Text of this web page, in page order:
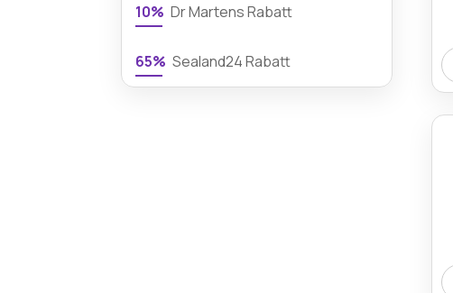
10% Dr Martens Rabatt
65% Sealand24 Rabatt